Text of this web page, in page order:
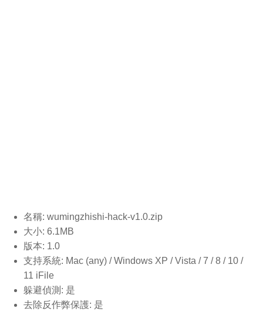
名稱: wumingzhishi-hack-v1.0.zip
大小: 6.1MB
版本: 1.0
支持系統: Mac (any) / Windows XP / Vista / 7 / 8 / 10 /
11 iFile
躲避偵測: 是
去除反作弊保護: 是